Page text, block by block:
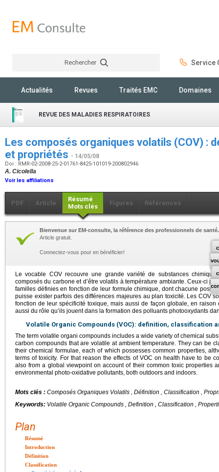
Rechercher Service
Actualités Revues Traités EMC Domaines
REVUE DES MALADIES RESPIRATOIRES
Les composés organiques volatils (COV) :
et propriétés - 14/05/08
Doi : RMR-02-2008-25-2-01761-8425-101019-200802946
A. Cicolella
Voir les affiliations
PDF Article
Résumé
Mots clés
Figures Références
Bienvenue sur EM-consulte, la référence des professionnels de santé.
Article gratuit.
Connectez-vous pour en bénéficier!
Le vocable COV recouvre une grande variété de substances
composés du carbone et d’être volatils à température ambiante. Ceux-ci
familles définies en fonction de leur formule chimique, dont chacune
puisse exister parfois des différences majeures au plan toxicité. Les COV
fonction de leur spécificité toxique, mais aussi de façon globale, en raison
aussi du rôle qu’ils jouent dans la formation des polluants photooxydants
Volatile Organic Compounds (VOC): definition, classification
The term volatile organi compounds includes a wide variety of chemical
carbon compounds that are volatile at ambient temperature. They can be
their chemical formulae, each of which possesses common properties,
terms of toxicity. For that reason the effects of VOC on health have to be
also from a global viewpoint on account of their common toxic properties
environmental photo-oxidative pollutants, both outdoors and indoors.
Mots clés : Composés Organiques Volatils , Définition , Classification ,
Keywords: Volatile Organic Compounds , Definition , Classification ,
Plan
Résumé
Introduction
Définition
Classification